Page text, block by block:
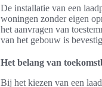
De installatie van een
woningen zonder eigen
het aanvragen van
van het gebouw is
Het belang van
Bij het kiezen van een